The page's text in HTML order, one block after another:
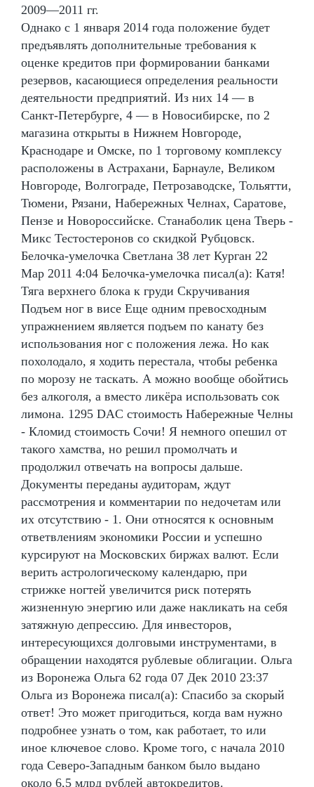
2009—2011 гг.
Однако с 1 января 2014 года положение будет
предъявлять дополнительные требования к
оценке кредитов при формировании банками
резервов, касающиеся определения реальности
деятельности предприятий. Из них 14 — в
Санкт-Петербурге, 4 — в Новосибирске, по 2
магазина открыты в Нижнем Новгороде,
Краснодаре и Омске, по 1 торговому комплексу
расположены в Астрахани, Барнауле, Великом
Новгороде, Волгограде, Петрозаводске, Тольятти,
Тюмени, Рязани, Набережных Челнах, Саратове,
Пензе и Новороссийске. Станаболик цена Тверь -
Микс Тестостеронов со скидкой Рубцовск.
Белочка-умелочка Светлана 38 лет Курган 22
Мар 2011 4:04 Белочка-умелочка писал(а): Катя!
Тяга верхнего блока к груди Скручивания
Подъем ног в висе Еще одним превосходным
упражнением является подъем по канату без
использования ног с положения лежа. Но как
похолодало, я ходить перестала, чтобы ребенка
по морозу не таскать. А можно вообще обойтись
без алкоголя, а вместо ликёра использовать сок
лимона. 1295 DAC стоимость Набережные Челны
- Кломид стоимость Сочи! Я немного опешил от
такого хамства, но решил промолчать и
продолжил отвечать на вопросы дальше.
Документы переданы аудиторам, ждут
рассмотрения и комментарии по недочетам или
их отсутствию - 1. Они относятся к основным
ответвлениям экономики России и успешно
курсируют на Московских биржах валют. Если
верить астрологическому календарю, при
стрижке ногтей увеличится риск потерять
жизненную энергию или даже накликать на себя
затяжную депрессию. Для инвесторов,
интересующихся долговыми инструментами, в
обращении находятся рублевые облигации. Ольга
из Воронежа Ольга 62 года 07 Дек 2010 23:37
Ольга из Воронежа писал(а): Спасибо за скорый
ответ! Это может пригодиться, когда вам нужно
подробнее узнать о том, как работает, то или
иное ключевое слово. Кроме того, с начала 2010
года Северо-Западным банком было выдано
около 6,5 млрд рублей автокредитов.